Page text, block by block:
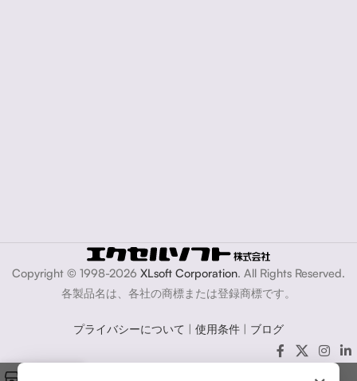
Copyright © 1998-2026 XLsoft Corporation. All Rights Reserved.
各製品名は、各社の商標または登録商標です。
プライバシーについて | 使用条件 | ブログ